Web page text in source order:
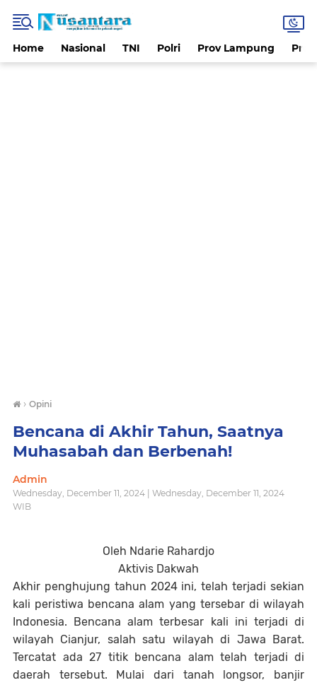
Home Nasional TNI Polri Prov Lampung
› Opini
Bencana di Akhir Tahun, Saatnya
Muhasabah dan Berbenah!
Admin
Wednesday, December 11, 2024 | Wednesday, December 11, 2024
WIB
Oleh Ndarie Rahardjo
Aktivis Dakwah
Akhir penghujung tahun 2024 ini, telah terjadi sekian
kali peristiwa bencana alam yang tersebar di wilayah
Indonesia. Bencana alam terbesar kali ini terjadi di
wilayah Cianjur, salah satu wilayah di Jawa Barat.
Tercatat ada 27 titik bencana alam telah terjadi di
daerah tersebut. Mulai dari tanah longsor, banjir